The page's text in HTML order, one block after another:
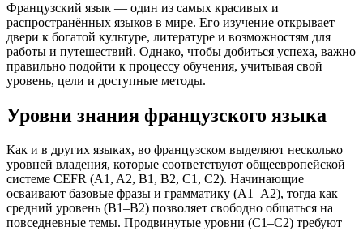
Французский язык — один из самых красивых и
распространённых языков в мире. Его изучение открывает
двери к богатой культуре, литературе и возможностям для
работы и путешествий. Однако, чтобы добиться успеха, важно
правильно подойти к процессу обучения, учитывая свой
уровень, цели и доступные методы.
Уровни знания французского языка
Как и в других языках, во французском выделяют несколько
уровней владения, которые соответствуют общеевропейской
системе CEFR (A1, A2, B1, B2, C1, C2). Начинающие
осваивают базовые фразы и грамматику (A1–A2), тогда как
средний уровень (B1–B2) позволяет свободно общаться на
повседневные темы. Продвинутые уровни (C1–C2) требуют